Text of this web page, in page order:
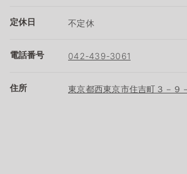
定休日 不定休
電話番号 042-439-3061
住所 東京都西東京市住吉町３－９